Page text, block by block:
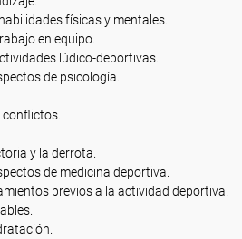
físicas y mentales.
en equipo.
lúdico-deportivas.
de psicología.
conflictos.
y la derrota.
de medicina deportiva.
previos a la actividad deportiva.